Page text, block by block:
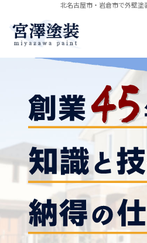
北名古屋市・岩倉市で外壁塗
外壁・屋
施工事例
外壁・屋根
内装工事
その他
お客様
よくある
会社概要
お問い合